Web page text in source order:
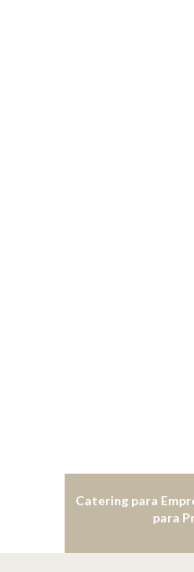
Catering para
para